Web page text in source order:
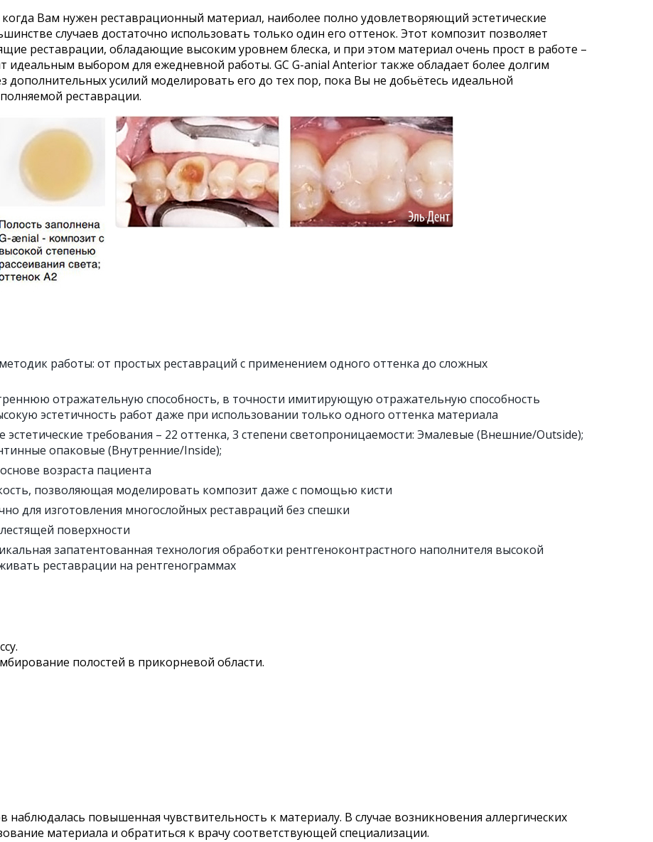
Вам нужен реставрационный материал, наиболее полно удовлетворяющий эстетические
случаев достаточно использовать только один его оттенок. Этот композит позволяет
реставрации, обладающие высоким уровнем блеска, и при этом материал очень прост в работе –
идеальным выбором для ежедневной работы. GC G-anial Anterior также обладает более долгим
дополнительных усилий моделировать его до тех пор, пока Вы не добьётесь идеальной
реставрации.
работы: от простых реставраций с применением одного оттенка до сложных
отражательную способность, в точности имитирующую отражательную способность
эстетичность работ даже при использовании только одного оттенка материала
требования – 22 оттенка, 3 степени светопроницаемости: Эмалевые (Внешние/Outside);
опаковые (Внутренние/Inside);
возраста пациента
позволяющая моделировать композит даже с помощью кисти
для изготовления многослойных реставраций без спешки
поверхности
запатентованная технология обработки рентгеноконтрастного наполнителя высокой
реставрации на рентгенограммах
полостей в прикорневой области.
наблюдалась повышенная чувствительность к материалу. В случае возникновения аллергических
материала и обратиться к врачу соответствующей специализации.